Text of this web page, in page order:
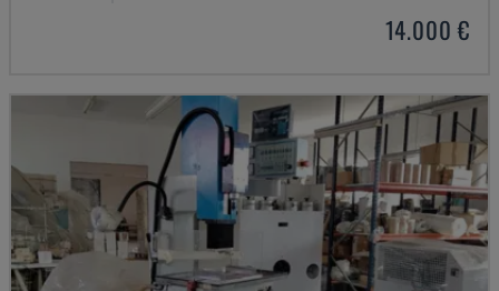
14.000 €